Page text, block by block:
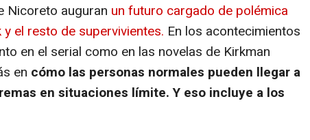
Nicoreto auguran un futuro cargado de polémica
el resto de supervivientes. En los acontecimientos
en el serial como en las novelas de Kirkman
en cómo las personas normales pueden llegar a
en situaciones límite. Y eso incluye a los